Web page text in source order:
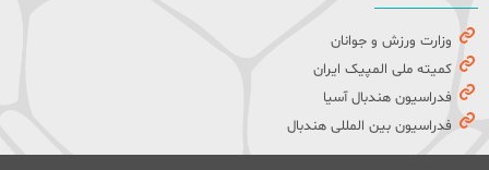
وزارت ورزش و جوانان
کمیته ملی المپیک ایران
فدراسیون هندبال آسیا
فدراسیون بین المللی هندبال